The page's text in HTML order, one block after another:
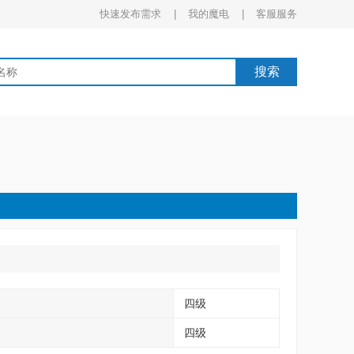
快速发布需求 | 我的魔电 | 客服服务
搜索
四级
四级